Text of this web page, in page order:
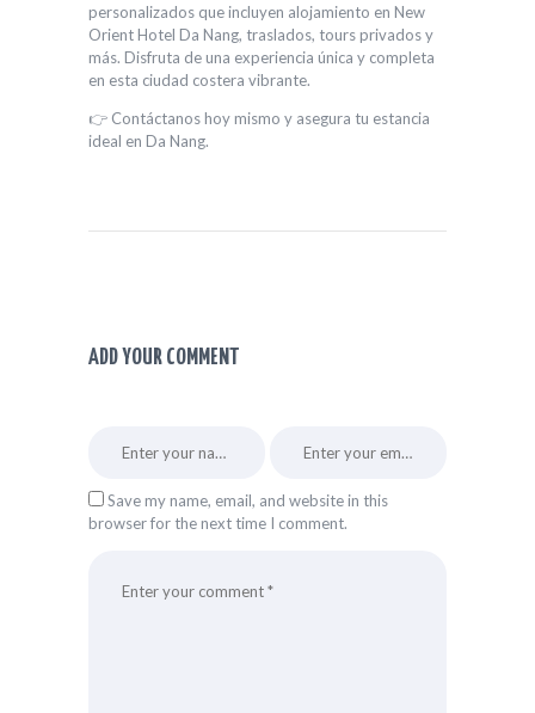
personalizados que incluyen alojamiento en New
Orient Hotel Da Nang, traslados, tours privados y
más. Disfruta de una experiencia única y completa
en esta ciudad costera vibrante.
👉 Contáctanos hoy mismo y asegura tu estancia
ideal en Da Nang.
ADD YOUR COMMENT
Save my name, email, and website in this
browser for the next time I comment.